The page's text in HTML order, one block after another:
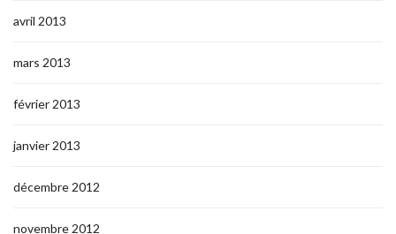
avril 2013
mars 2013
février 2013
janvier 2013
décembre 2012
novembre 2012